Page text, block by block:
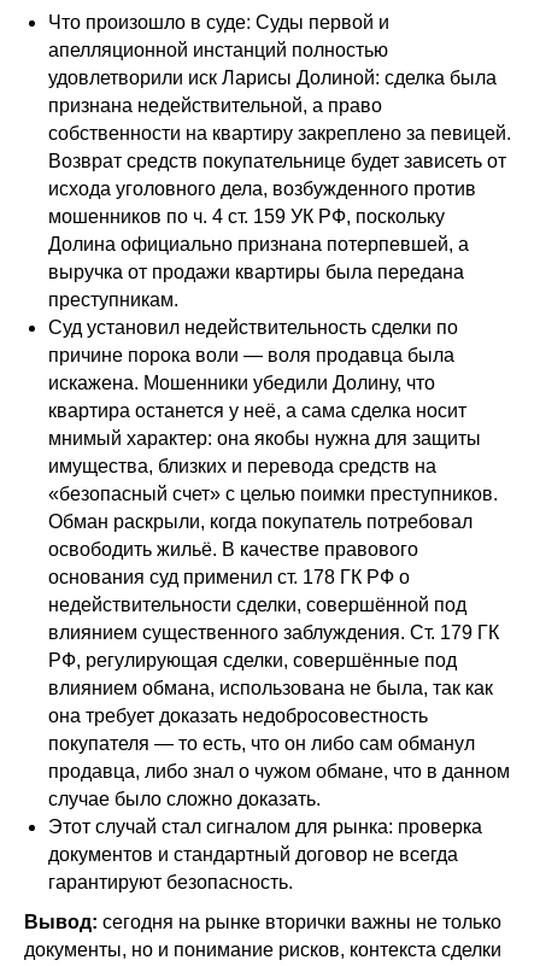
Что произошло в суде: Суды первой и
апелляционной инстанций полностью
удовлетворили иск Ларисы Долиной: сделка была
признана недействительной, а право
собственности на квартиру закреплено за певицей.
Возврат средств покупательнице будет зависеть от
исхода уголовного дела, возбужденного против
мошенников по ч. 4 ст. 159 УК РФ, поскольку
Долина официально признана потерпевшей, а
выручка от продажи квартиры была передана
преступникам.
Суд установил недействительность сделки по
причине порока воли — воля продавца была
искажена. Мошенники убедили Долину, что
квартира останется у неё, а сама сделка носит
мнимый характер: она якобы нужна для защиты
имущества, близких и перевода средств на
«безопасный счет» с целью поимки преступников.
Обман раскрыли, когда покупатель потребовал
освободить жильё. В качестве правового
основания суд применил ст. 178 ГК РФ о
недействительности сделки, совершённой под
влиянием существенного заблуждения. Ст. 179 ГК
РФ, регулирующая сделки, совершённые под
влиянием обмана, использована не была, так как
она требует доказать недобросовестность
покупателя — то есть, что он либо сам обманул
продавца, либо знал о чужом обмане, что в данном
случае было сложно доказать.
Этот случай стал сигналом для рынка: проверка
документов и стандартный договор не всегда
гарантируют безопасность.
Вывод: сегодня на рынке вторички важны не только
документы, но и понимание рисков, контекста сделки